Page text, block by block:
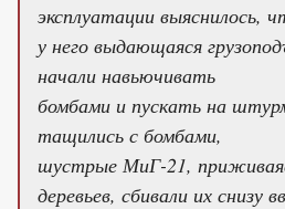
эксплуатации выяснилось,
у него выдающаяся
начали навьючивать
бомбами и пускать на
тащились с бомбами,
шустрые МиГ-21,
деревьев, сбивали их снизу